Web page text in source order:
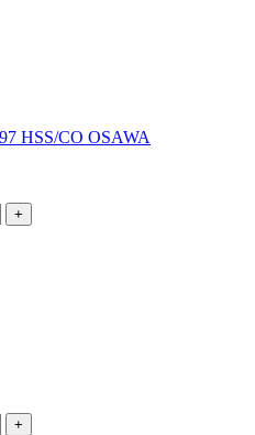
HSS/CO OSAWA
+
+